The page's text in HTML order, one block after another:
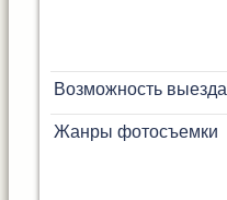
Возможность выезда
Жанры фотосъемки